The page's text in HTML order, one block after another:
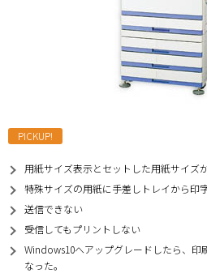
PICKUP!
用紙サイズ表示とセットした用紙サイズ
特殊サイズの用紙に手差しトレイから印
送信できない
受信してもプリントしない
Windows10へアップグレードしたら、印
なった。